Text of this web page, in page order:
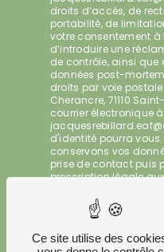
droits d’accès, de
portabilité, de
votre consentement
d’introduire une
de contrôle, ainsi que
données post-
droits par voie postale
Cherancre, 71110
courrier électronique
d'identité pourra vous
conservons vos
prise de contact puis
prescription légale
gestion des
vous inscrire sur la
démarchage
pour plus
Ce site utilise des